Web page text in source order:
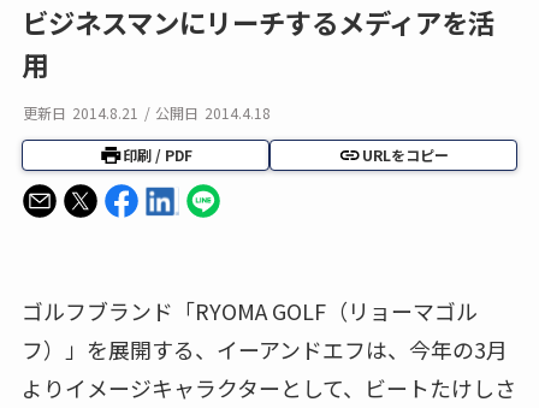
ビジネスマンにリーチするメディアを活
用
更新日 2014.8.21 / 公開日 2014.4.18
印刷 / PDF URLをコピー
ゴルフブランド「RYOMA GOLF（リョーマゴル
フ）」を展開する、イーアンドエフは、今年の3月
よりイメージキャラクターとして、ビートたけしさ